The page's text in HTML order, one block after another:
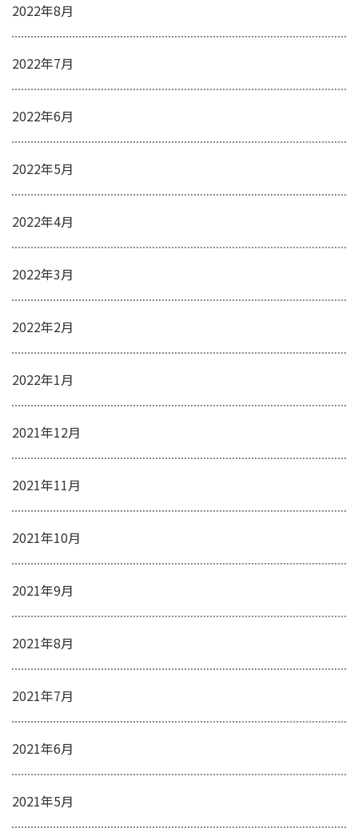
2022年8月
2022年7月
2022年6月
2022年5月
2022年4月
2022年3月
2022年2月
2022年1月
2021年12月
2021年11月
2021年10月
2021年9月
2021年8月
2021年7月
2021年6月
2021年5月